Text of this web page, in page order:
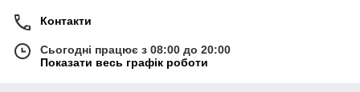
Контакти
Сьогодні працює з 08:00 до 20:00
Показати весь графік роботи